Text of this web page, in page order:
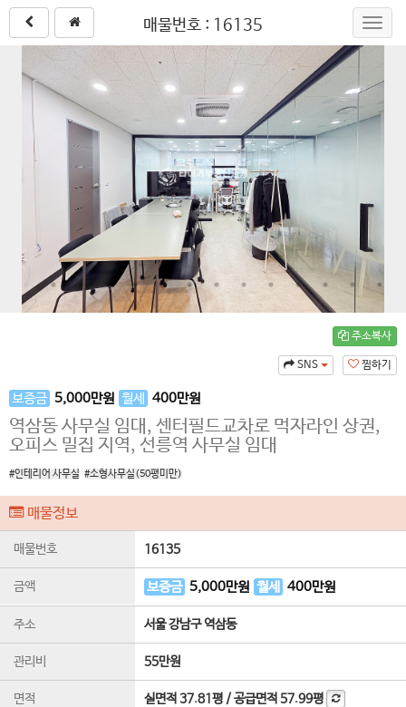
매물번호 : 16135
주소복사
찜하기
SNS
보증금 5,000만원 월세 400만원
역삼동 사무실 임대, 센터필드교차로 먹자라인 상권,
오피스 밀집 지역, 선릉역 사무실 임대
#인테리어 사무실 #소형사무실(50평미만)
매물정보
매물번호 16135
금액 보증금 5,000만원 월세 400만원
주소 서울 강남구 역삼동
관리비 55만원
면적 실면적37.81평 /공급면적57.99평